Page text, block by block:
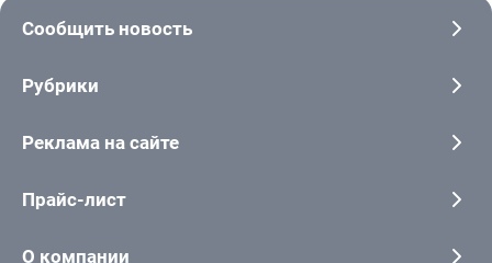
Сообщить новость
Рубрики
Реклама на сайте
Прайс-лист
О компании